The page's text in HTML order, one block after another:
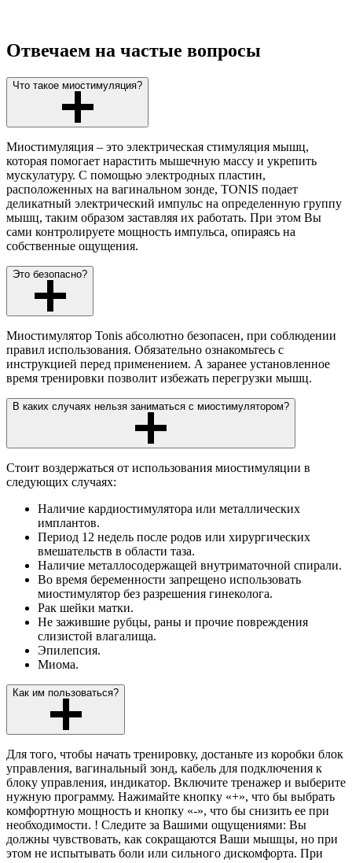
Отвечаем на частые вопросы
Что такое миостимуляция?
Миостимуляция – это электрическая стимуляция мышц,
которая помогает нарастить мышечную массу и укрепить
мускулатуру. С помощью электродных пластин,
расположенных на вагинальном зонде, TONIS подает
деликатный электрический импульс на определенную группу
мышц, таким образом заставляя их работать. При этом Вы
сами контролируете мощность импульса, опираясь на
собственные ощущения.
Это безопасно?
Миостимулятор Tonis абсолютно безопасен, при соблюдении
правил использования. Обязательно ознакомьтесь с
инструкцией перед применением. А заранее установленное
время тренировки позволит избежать перегрузки мышц.
В каких случаях нельзя заниматься с миостимулятором?
Стоит воздержаться от использования миостимуляции в
следующих случаях:
Наличие кардиостимулятора или металлических
имплантов.
Период 12 недель после родов или хирургических
вмешательств в области таза.
Наличие металлосодержащей внутриматочной спирали.
Во время беременности запрещено использовать
миостимулятор без разрешения гинеколога.
Рак шейки матки.
Не зажившие рубцы, раны и прочие повреждения
слизистой влагалища.
Эпилепсия.
Миома.
Как им пользоваться?
Для того, чтобы начать тренировку, достаньте из коробки блок
управления, вагинальный зонд, кабель для подключения к
блоку управления, индикатор. Включите тренажер и выберите
нужную программу. Нажимайте кнопку «+», что бы выбрать
комфортную мощность и кнопку «-», что бы снизить ее при
необходимости. ! Следите за Вашими ощущениями: Вы
должны чувствовать, как сокращаются Ваши мышцы, но при
этом не испытывать боли или сильного дискомфорта. При